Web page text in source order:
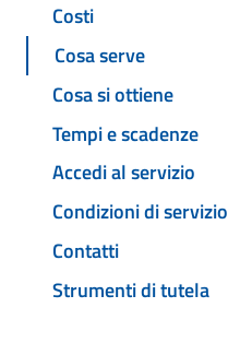
Costi
Cosa serve
Cosa si ottiene
Tempi e scadenze
Accedi al servizio
Condizioni di servizio
Contatti
Strumenti di tutela